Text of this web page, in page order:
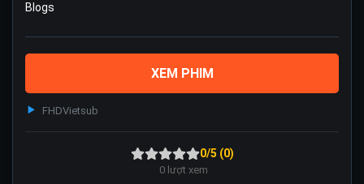
Blogs
XEM PHIM
FHDVietsub
0/5 (0)
0 lượt xem